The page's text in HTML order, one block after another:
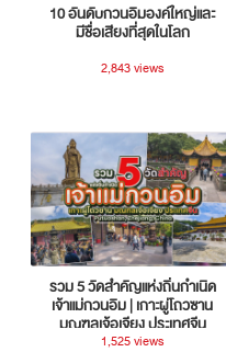
10 อันดับกวนอิมองค์ใหญ่และ
มีชื่อเสียงที่สุดในโลก
2,843 views
รวม 5 วัดสำคัญแห่งถิ่นกำเนิด
เจ้าแม่กวนอิม | เกาะผู่โถวซาน
มณฑลเจ้อเจียง ประเทศจีน
1,525 views